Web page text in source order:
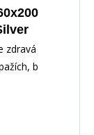
zdravá
b